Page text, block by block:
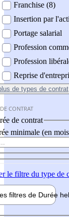
Franchise (8)
Insertion par
Portage salarial
Profession
Profession
Reprise
de types de contrat
CONTRAT
de contrat
minimale (en
le filtre du type de
filtres de Durée